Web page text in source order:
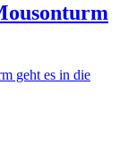
geht es in die